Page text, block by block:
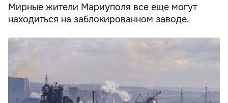
Мирные жители Мариуполя все еще могут
находиться на заблокированном заводе.